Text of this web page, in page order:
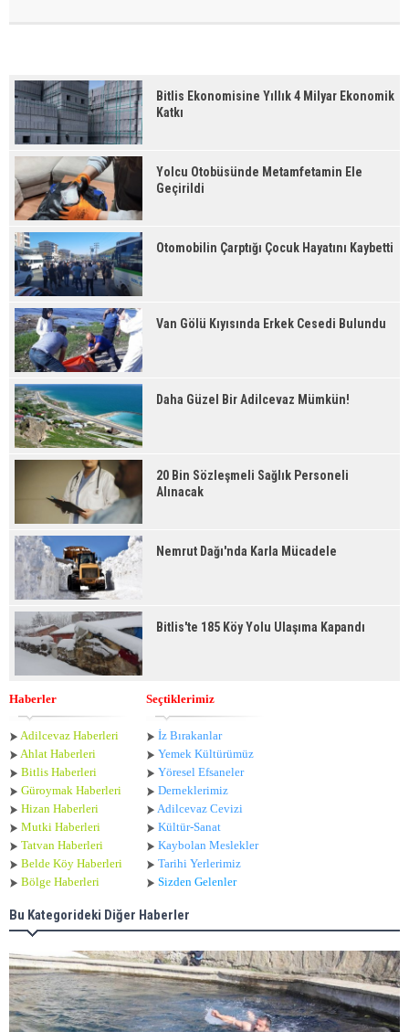
Bitlis Ekonomisine Yıllık 4 Milyar Ekonomik
Katkı
Yolcu Otobüsünde Metamfetamin Ele
Geçirildi
Otomobilin Çarptığı Çocuk Hayatını Kaybetti
Van Gölü Kıyısında Erkek Cesedi Bulundu
Daha Güzel Bir Adilcevaz Mümkün!
20 Bin Sözleşmeli Sağlık Personeli
Alınacak
Nemrut Dağı'nda Karla Mücadele
Bitlis'te 185 Köy Yolu Ulaşıma Kapandı
Haberler
Adilcevaz Haberleri
Ahlat Haberleri
Bitlis Haberleri
Güroymak Haberleri
Hizan Haberleri
Mutki Haberleri
Tatvan Haberleri
Belde Köy Haberleri
Bölge Haberleri
Seçtiklerimiz
İz Bırakanlar
Yemek Kültürümüz
Yöresel Efsaneler
Derneklerimiz
Adilcevaz Cevizi
Kültür-Sanat
Kaybolan Meslekler
Tarihi Yerlerimiz
Sizden Gelenler
Bu Kategorideki Diğer Haberler